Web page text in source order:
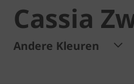
Cassia
Andere Kleuren